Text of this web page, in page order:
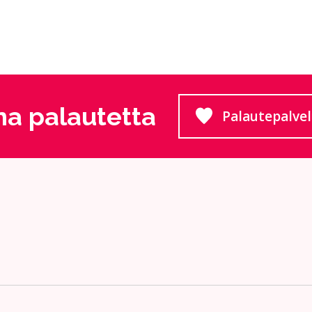
palautetta Siirtyy